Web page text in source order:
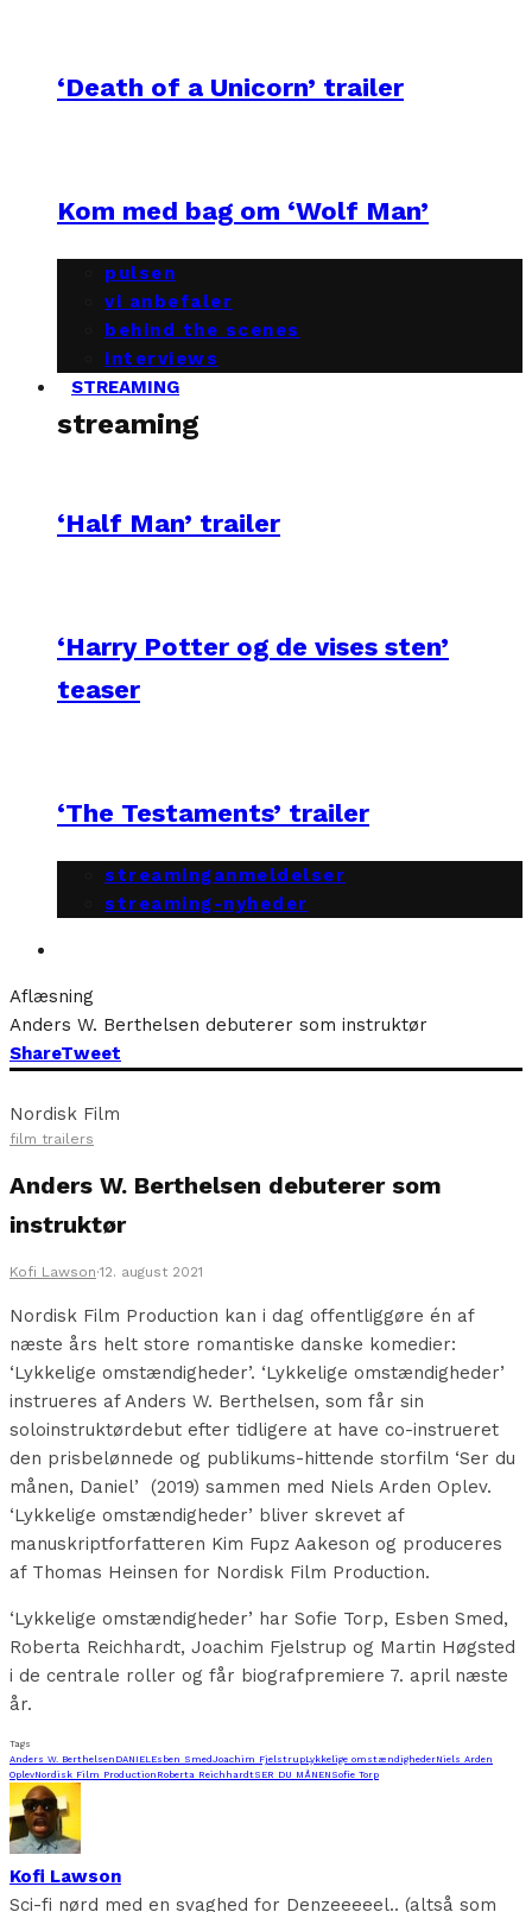
‘Death of a Unicorn’ trailer
Kom med bag om ‘Wolf Man’
pulsen
vi anbefaler
behind the scenes
interviews
STREAMING
streaming
‘Half Man’ trailer
‘Harry Potter og de vises sten’
teaser
‘The Testaments’ trailer
streaminganmeldelser
streaming-nyheder
Aflæsning
Anders W. Berthelsen debuterer som instruktør
ShareTweet
Nordisk Film
film trailers
Anders W. Berthelsen debuterer som
instruktør
Kofi Lawson·12. august 2021
Nordisk Film Production kan i dag offentliggøre én af
næste års helt store romantiske danske komedier:
‘Lykkelige omstændigheder’. ‘Lykkelige omstændigheder’
instrueres af Anders W. Berthelsen, som får sin
soloinstruktørdebut efter tidligere at have co-instrueret
den prisbelønnede og publikums-hittende storfilm ‘Ser du
månen, Daniel’ (2019) sammen med Niels Arden Oplev.
‘Lykkelige omstændigheder’ bliver skrevet af
manuskriptforfatteren Kim Fupz Aakeson og produceres
af Thomas Heinsen for Nordisk Film Production.
‘Lykkelige omstændigheder’ har Sofie Torp, Esben Smed,
Roberta Reichhardt, Joachim Fjelstrup og Martin Høgsted
i de centrale roller og får biografpremiere 7. april næste
år.
Tags
Anders W. Berthelsen DANIEL Esben Smed Joachim FjelstrupLykkelige omstændighederNiels Arden
OplevNordisk Film Production Roberta ReichhardtSER DU MÅNEN Sofie Torp
Kofi Lawson
Sci-fi nørd med en svaghed for Denzeeeeel.. (altså som